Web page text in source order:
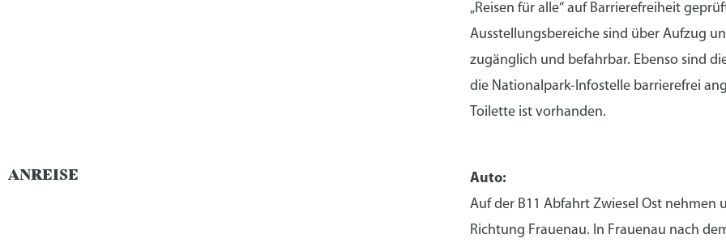
„Reisen für alle“ auf Barrierefreiheit
Ausstellungsbereiche sind über Aufzug
zugänglich und befahrbar. Ebenso sind
die Nationalpark-Infostelle barrierefrei
Toilette ist vorhanden.
ANREISE
Auto:
Auf der B11 Abfahrt Zwiesel Ost nehmen
Richtung Frauenau. In Frauenau nach